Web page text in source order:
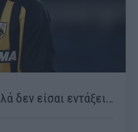
δεν είσαι εντάξει…